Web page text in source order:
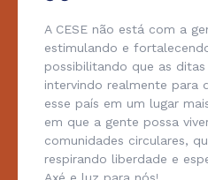
A CESE não está com a
estimulando e
possibilitando que as
intervindo realmente para
esse país em um lugar
em que a gente possa
comunidades circulares,
respirando liberdade e
Axé e luz para nós!